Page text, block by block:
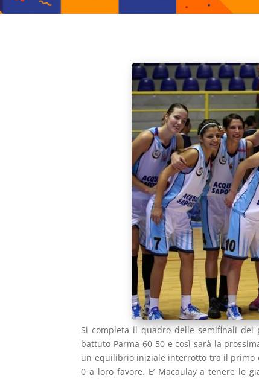
Si completa il quadro delle semifinali dei
battuto Parma 60-50 e così sarà la
un equilibrio iniziale interrotto tra il primo
0 a loro favore. E’ Macaulay a tenere le